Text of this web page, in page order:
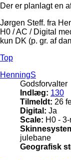
Der er planlagt en
Jørgen Steff. fra
H0 / AC / Digital
kun DK (p. gr. af
Top
HenningS
Godsforvalter
Indlæg: 130
Tilmeldt: 26
Digital: Ja
Scale: H0 - 3-
julebane
Geografisk